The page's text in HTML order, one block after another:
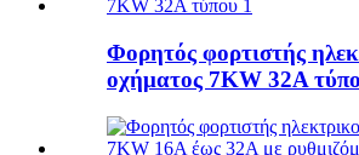
Φορητός φορτιστής
οχήματος 7KW 32A